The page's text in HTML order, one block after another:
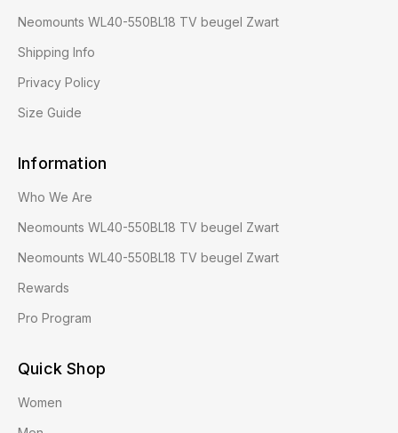
Neomounts WL40-550BL18 TV beugel Zwart
Shipping Info
Privacy Policy
Size Guide
Information
Who We Are
Neomounts WL40-550BL18 TV beugel Zwart
Neomounts WL40-550BL18 TV beugel Zwart
Rewards
Pro Program
Quick Shop
Women